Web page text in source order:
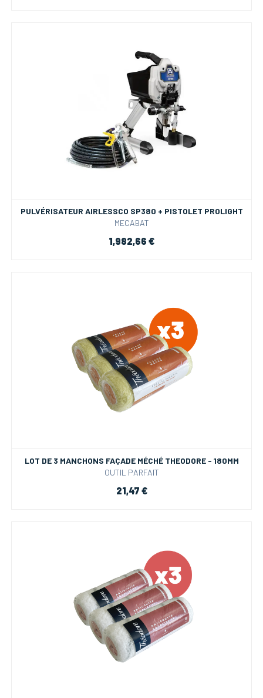
PULVÉRISATEUR AIRLESSCO SP380 + PISTOLET PROLIGHT
MECABAT
1,982,66 €
LOT DE 3 MANCHONS FAÇADE MÉCHÉ THEODORE - 180MM
OUTIL PARFAIT
21,47 €